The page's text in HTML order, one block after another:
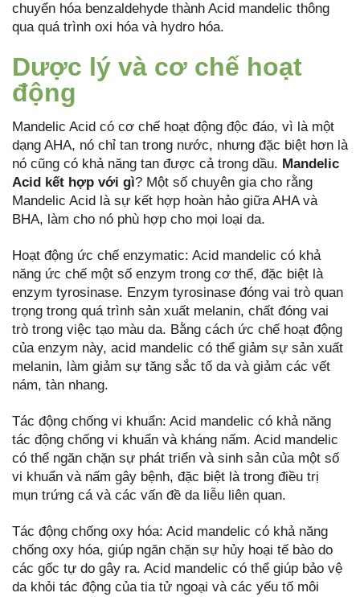
chuyển hóa benzaldehyde thành Acid mandelic thông
qua quá trình oxi hóa và hydro hóa.
Dược lý và cơ chế hoạt
động
Mandelic Acid có cơ chế hoạt động độc đáo, vì là một
dạng AHA, nó chỉ tan trong nước, nhưng đặc biệt hơn là
nó cũng có khả năng tan được cả trong dầu. Mandelic
Acid kết hợp với gì? Một số chuyên gia cho rằng
Mandelic Acid là sự kết hợp hoàn hảo giữa AHA và
BHA, làm cho nó phù hợp cho mọi loại da.
Hoạt động ức chế enzymatic: Acid mandelic có khả
năng ức chế một số enzym trong cơ thể, đặc biệt là
enzym tyrosinase. Enzym tyrosinase đóng vai trò quan
trọng trong quá trình sản xuất melanin, chất đóng vai
trò trong việc tạo màu da. Bằng cách ức chế hoạt động
của enzym này, acid mandelic có thể giảm sự sản xuất
melanin, làm giảm sự tăng sắc tố da và giảm các vết
nám, tàn nhang.
Tác động chống vi khuẩn: Acid mandelic có khả năng
tác động chống vi khuẩn và kháng nấm. Acid mandelic
có thể ngăn chặn sự phát triển và sinh sản của một số
vi khuẩn và nấm gây bệnh, đặc biệt là trong điều trị
mụn trứng cá và các vấn đề da liễu liên quan.
Tác động chống oxy hóa: Acid mandelic có khả năng
chống oxy hóa, giúp ngăn chặn sự hủy hoại tế bào do
các gốc tự do gây ra. Acid mandelic có thể giúp bảo vệ
da khỏi tác động của tia tử ngoại và các yếu tố môi